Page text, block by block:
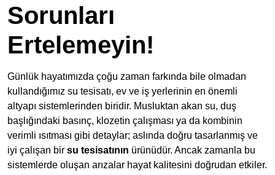
Sorunları
Ertelemeyin!
Günlük hayatımızda çoğu zaman farkında bile olmadan
kullandığımız su tesisatı, ev ve iş yerlerinin en önemli
altyapı sistemlerinden biridir. Musluktan akan su, duş
başlığındaki basınç, klozetin çalışması ya da kombinin
verimli ısıtması gibi detaylar; aslında doğru tasarlanmış ve
iyi çalışan bir su tesisatının ürünüdür. Ancak zamanla bu
sistemlerde oluşan arızalar hayat kalitesini doğrudan etkiler.